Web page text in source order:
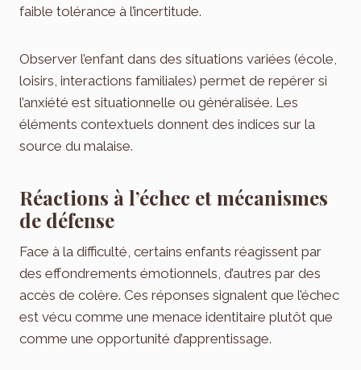
faible tolérance à l’incertitude.
Observer l’enfant dans des situations variées (école,
loisirs, interactions familiales) permet de repérer si
l’anxiété est situationnelle ou généralisée. Les
éléments contextuels donnent des indices sur la
source du malaise.
Réactions à l’échec et mécanismes
de défense
Face à la difficulté, certains enfants réagissent par
des effondrements émotionnels, d’autres par des
accès de colère. Ces réponses signalent que l’échec
est vécu comme une menace identitaire plutôt que
comme une opportunité d’apprentissage.